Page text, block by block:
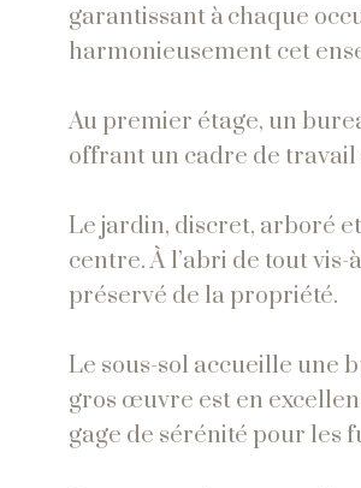
garantissant à chaque
harmonieusement cet
Au premier étage, un
offrant un cadre de
Le jardin, discret, arboré
centre. À l’abri de tout
préservé de la propriété.
Le sous-sol accueille une
gros œuvre est en
gage de sérénité pour les